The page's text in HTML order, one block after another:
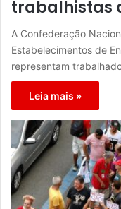
trabalhistas
A Confederação
Estabelecimentos de
representam
Leia mais »